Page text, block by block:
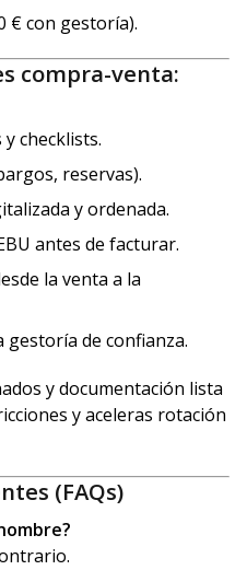
€ con gestoría).
compra-venta:
checklists.
reservas).
y ordenada.
antes de facturar.
la venta a la
gestoría de confianza.
y documentación lista
y aceleras rotación
(FAQs)